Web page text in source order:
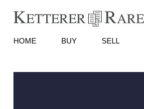
HOME BUY SELL